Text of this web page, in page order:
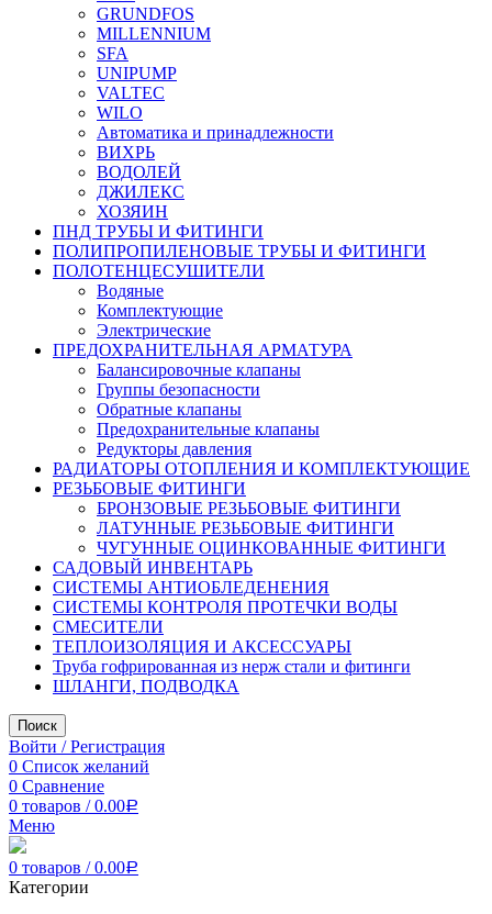
GRUNDFOS
MILLENNIUM
SFA
UNIPUMP
VALTEC
WILO
Автоматика и принадлежности
ВИХРЬ
ВОДОЛЕЙ
ДЖИЛЕКС
ХОЗЯИН
ПНД ТРУБЫ И ФИТИНГИ
ПОЛИПРОПИЛЕНОВЫЕ ТРУБЫ И ФИТИНГИ
ПОЛОТЕНЦЕСУШИТЕЛИ
Водяные
Комплектующие
Электрические
ПРЕДОХРАНИТЕЛЬНАЯ АРМАТУРА
Балансировочные клапаны
Группы безопасности
Обратные клапаны
Предохранительные клапаны
Редукторы давления
РАДИАТОРЫ ОТОПЛЕНИЯ И КОМПЛЕКТУЮЩИЕ
РЕЗЬБОВЫЕ ФИТИНГИ
БРОНЗОВЫЕ РЕЗЬБОВЫЕ ФИТИНГИ
ЛАТУННЫЕ РЕЗЬБОВЫЕ ФИТИНГИ
ЧУГУННЫЕ ОЦИНКОВАННЫЕ ФИТИНГИ
САДОВЫЙ ИНВЕНТАРЬ
СИСТЕМЫ АНТИОБЛЕДЕНЕНИЯ
СИСТЕМЫ КОНТРОЛЯ ПРОТЕЧКИ ВОДЫ
СМЕСИТЕЛИ
ТЕПЛОИЗОЛЯЦИЯ И АКСЕССУАРЫ
Труба гофрированная из нерж стали и фитинги
ШЛАНГИ, ПОДВОДКА
Поиск
Войти / Регистрация
0 Список желаний
0 Сравнение
0 товаров / 0.00Р
Меню
0 товаров / 0.00Р
Категории